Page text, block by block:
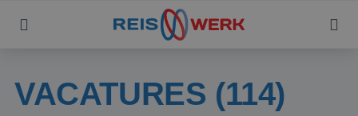
VACATURES (114)